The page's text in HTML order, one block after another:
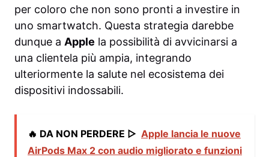
per coloro che non sono pronti a investire in
uno smartwatch. Questa strategia darebbe
dunque a Apple la possibilità di avvicinarsi a
una clientela più ampia, integrando
ulteriormente la salute nel ecosistema dei
dispositivi indossabili.
🔥 DA NON PERDERE ▷ Apple lancia le nuove
AirPods Max 2 con audio migliorato e funzioni